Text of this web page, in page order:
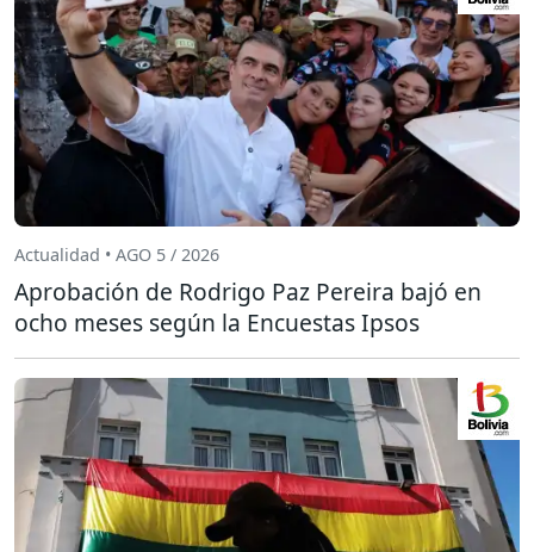
Actualidad • AGO 5 / 2026
Aprobación de Rodrigo Paz Pereira bajó en
ocho meses según la Encuestas Ipsos